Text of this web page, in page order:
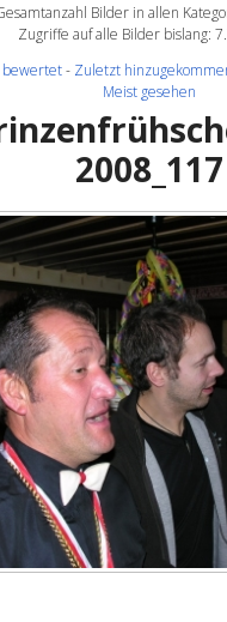
Bilder in allen
Zugriffe auf alle Bilder bislang:
bewertet- Zuletzt
Meist gesehen
2008_117